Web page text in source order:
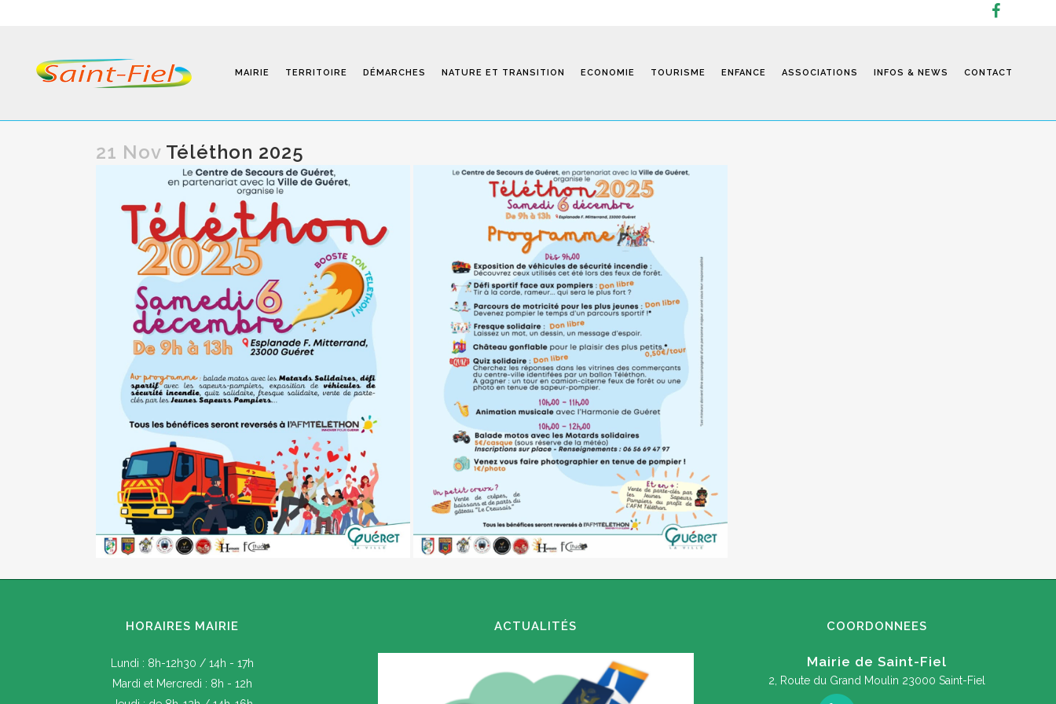
MAIRIE TERRITOIRE DÉMARCHES NATURE ET TRANSITION ECONOMIE TOURISME ENFANCE
Programmes
Infos Pratiques
Modalités D’inscription
Séjours
ASSOCIATIONS INFOS & NEWS
Saint-Fiel Infos
CONTACT
21 Nov Téléthon 2025
HORAIRES MAIRIE
Lundi : 8h-12h30 / 14h - 17h
Mardi et Mercredi : 8h - 12h
ACTUALITÉS COORDONNEES
Mairie de Saint-Fiel
2, Route du Grand Moulin 23000 Saint-Fiel